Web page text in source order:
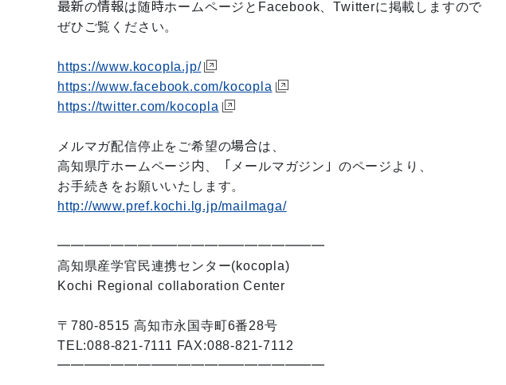
最新の情報は随時ホームページとFacebook、Twitterに掲載しますので
ぜひご覧ください。
https://www.kocopla.jp/
https://www.facebook.com/kocopla
https://twitter.com/kocopla
メルマガ配信停止をご希望の場合は、
高知県庁ホームページ内、「メールマガジン」のページより、
お手続きをお願いいたします。
http://www.pref.kochi.lg.jp/mailmaga/
━━━━━━━━━━━━━━━━━━━━
高知県産学官民連携センター(kocopla)
Kochi Regional collaboration Center
〒780-8515 高知市永国寺町6番28号
TEL:088-821-7111 FAX:088-821-7112
━━━━━━━━━━━━━━━━━━━━